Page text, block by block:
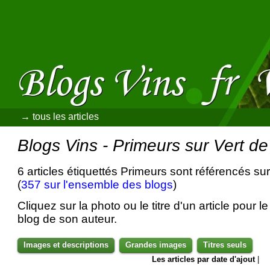
→ tous les articles
Blogs Vins - Primeurs sur Vert
6 articles étiquettés Primeurs sont référencés
(357 sur l'ensemble des blogs)
Cliquez sur la photo ou le titre d'un article pour
blog de son auteur.
Images et descriptions Grandes images
Titres seuls
Les articles par date d'ajout|